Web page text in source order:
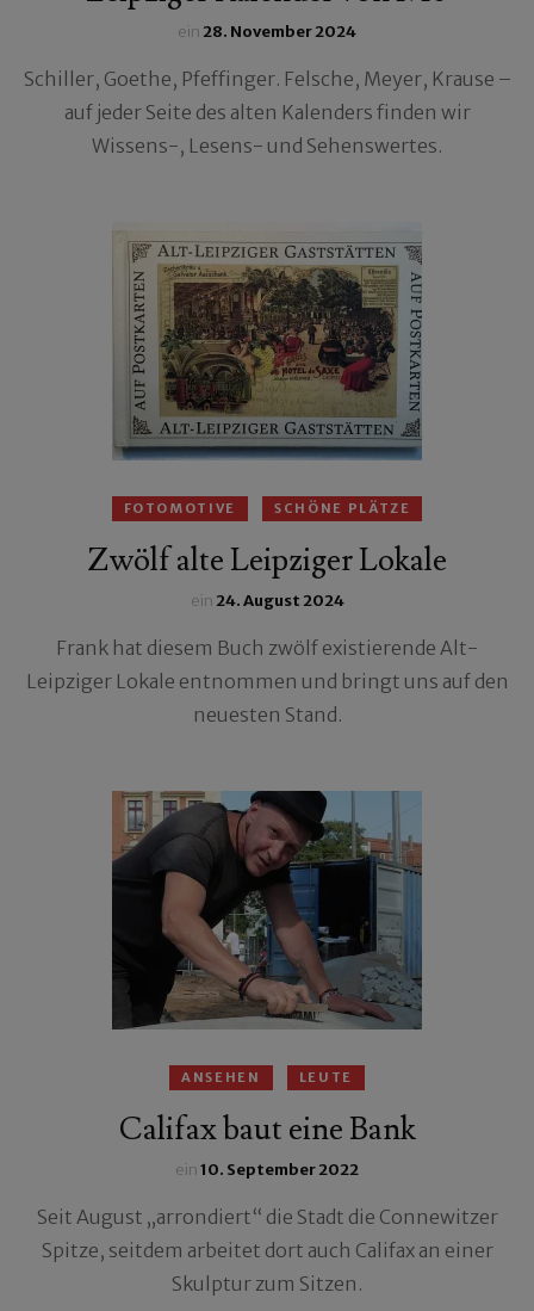
ein28. November 2024
Schiller, Goethe, Pfeffinger. Felsche, Meyer, Krause –
auf jeder Seite des alten Kalenders finden wir
Wissens-, Lesens- und Sehenswertes.
FOTOMOTIVE SCHÖNE PLÄTZE
Zwölf alte Leipziger Lokale
ein24. August 2024
Frank hat diesem Buch zwölf existierende Alt-
Leipziger Lokale entnommen und bringt uns auf den
neuesten Stand.
ANSEHEN LEUTE
Califax baut eine Bank
ein10. September 2022
Seit August „arrondiert“ die Stadt die Connewitzer
Spitze, seitdem arbeitet dort auch Califax an einer
Skulptur zum Sitzen.